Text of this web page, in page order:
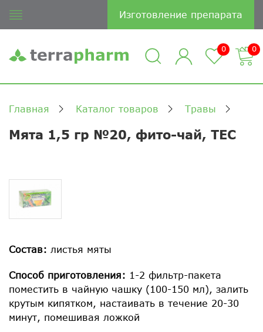
Изготовление препарата
0 0
Главная Каталог товаров Травы
Мята 1,5 гр №20, фито-чай, ТЕС
Состав: листья мяты
Способ приготовления: 1-2 фильтр-пакета
поместить в чайную чашку (100-150 мл), залить
крутым кипятком, настаивать в течение 20-30
минут, помешивая ложкой